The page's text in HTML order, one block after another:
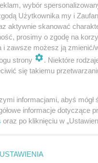
(GEO)
(GEO)/Omonia
(SCO)
(ISL)/Koper
wybór
Użytkownika my i
aktywnie skanować
prosimy o zgodę na
i zawsze możesz ją
strony
. Niektóre
się takiemu
informacjami, abyś
informacje dotyczące
oraz po kliknięciu w
USTAWIENIA